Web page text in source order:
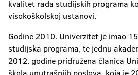
kvalitet rada studijskih programa
visokoškolskoj ustanovi.
Godine 2010. Univerzitet je imao
studijska programa, te jednu
2012. godine pridružena članica